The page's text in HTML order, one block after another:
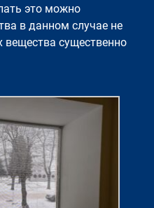
это можно
в данном случае не
вещества существенно